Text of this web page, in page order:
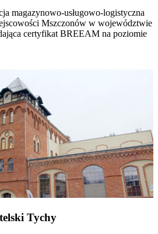
magazynowo-usługowo-logistyczna
Mszczonów w województwie
certyfikat BREEAM na poziomie
Tychy